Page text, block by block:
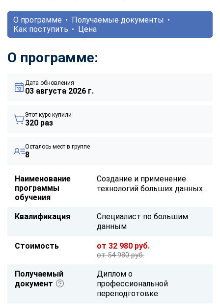
О программе
Получаемые документы
Как поступить
Цена
О программе:
Дата обновления
03 августа 2026 г.
Этот курс купили
320 раз
Осталось мест в группе
8
Наименование
программы
обучения
Создание и применение
технологий больших данных
Квалификация
Специалист по большим
данным
Стоимость от 32 980 руб.
от 54 980 руб.
Получаемый
документ
Диплом о
профессиональной
переподготовке